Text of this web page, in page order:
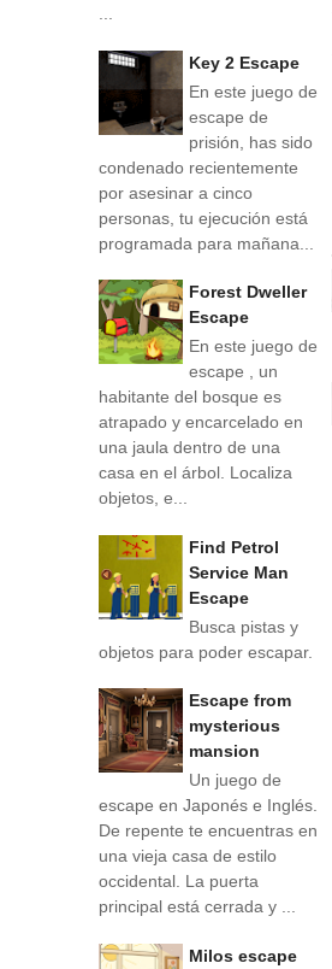
...
Key 2 Escape
En este juego de
escape de
prisión, has sido
condenado recientemente
por asesinar a cinco
personas, tu ejecución está
programada para mañana...
Forest Dweller
Escape
En este juego de
escape , un
habitante del bosque es
atrapado y encarcelado en
una jaula dentro de una
casa en el árbol. Localiza
objetos, e...
Find Petrol
Service Man
Escape
Busca pistas y
objetos para poder escapar.
Escape from
mysterious
mansion
Un juego de
escape en Japonés e Inglés.
De repente te encuentras en
una vieja casa de estilo
occidental. La puerta
principal está cerrada y ...
Milos escape